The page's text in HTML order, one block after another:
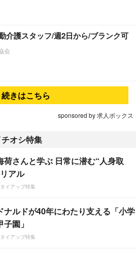
介護スタッフ/週2日から/ブランク可
会
続きはこちら
sponsored by 求人ボックス
オシ特集
荷さんと学ぶ 日常に潜む“人身取
アル
イアップ特集
ナルドが40年にわたり支える「小学
園」
イアップ特集